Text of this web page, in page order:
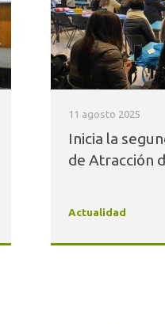
11 agosto 2025
Inicia la
de Atracción
Actualidad